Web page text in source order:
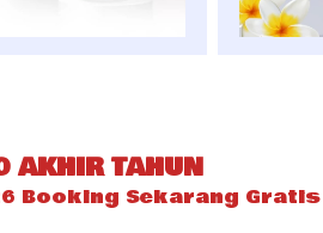
AKHIR TAHUN
Booking Sekarang